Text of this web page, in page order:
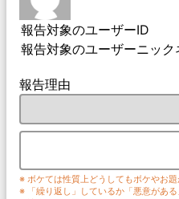
報告対象のユーザーID
報告対象のユーザーニック
報告理由
※ ボケては性質上どうしてもボケやお題
※ 「繰り返し」しているか「悪意がある